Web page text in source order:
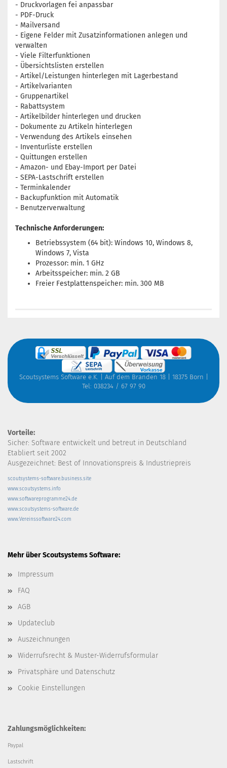
- Druckvorlagen fei anpassbar
- PDF-Druck
- Mailversand
- Eigene Felder mit Zusatzinformationen anlegen und
verwalten
- Viele Filterfunktionen
- Übersichtslisten erstellen
- Artikel/Leistungen hinterlegen mit Lagerbestand
- Artikelvarianten
- Gruppenartikel
- Rabattsystem
- Artikelbilder hinterlegen und drucken
- Dokumente zu Artikeln hinterlegen
- Verwendung des Artikels einsehen
- Inventurliste erstellen
- Quittungen erstellen
- Amazon- und Ebay-Import per Datei
- SEPA-Lastschrift erstellen
- Terminkalender
- Backupfunktion mit Automatik
- Benutzerverwaltung
Technische Anforderungen:
Betriebssystem (64 bit): Windows 10, Windows 8,
Windows 7, Vista
Prozessor: min. 1 GHz
Arbeitsspeicher: min. 2 GB
Freier Festplattenspeicher: min. 300 MB
Scoutsystems Software e.K. | Auf dem Branden 18 | 18375 Born |
Tel: 038234 / 67 97 90
Vorteile:
Sicher: Software entwickelt und betreut in Deutschland
Etabliert seit 2002
Ausgezeichnet: Best of Innovationspreis & Industriepreis
scoutsystems-software.business.site
www.scoutsystems.info
www.softwareprogramme24.de
www.scoutsystems-software.de
www.Vereinssoftware24.com
Mehr über Scoutsystems Software:
Impressum
FAQ
AGB
Updateclub
Auszeichnungen
Widerrufsrecht & Muster-Widerrufsformular
Privatsphäre und Datenschutz
Cookie Einstellungen
Zahlungsmöglichkeiten:
Paypal
Lastschrift